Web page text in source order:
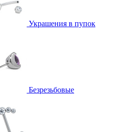
Украшения в пупок
Безрезьбовые